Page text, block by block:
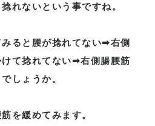
れないという事ですね。
ると腰が捻れてない➡右側
て捻れてない➡右側腸腰筋
しょうか。
を緩めてみます。